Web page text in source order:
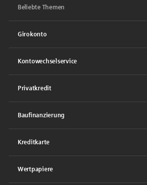
Beliebte Themen
Girokonto
Kontowechselservice
Privatkredit
Baufinanzierung
Kreditkarte
Wertpapiere